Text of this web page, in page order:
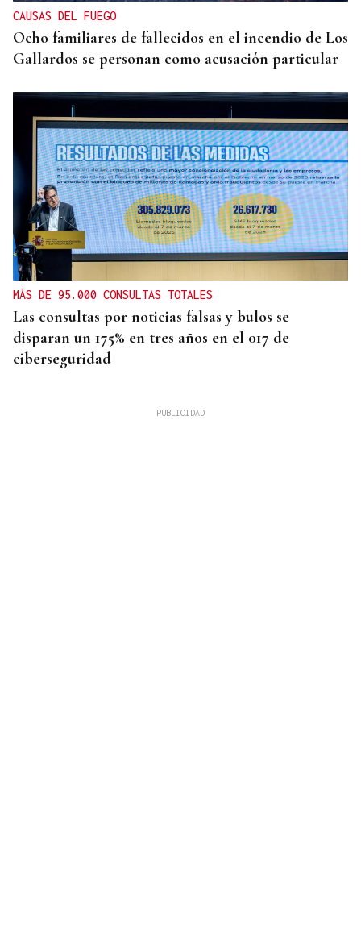
CAUSAS DEL FUEGO
Ocho familiares de fallecidos en el incendio de Los
Gallardos se personan como acusación particular
MÁS DE 95.000 CONSULTAS TOTALES
Las consultas por noticias falsas y bulos se
disparan un 175% en tres años en el 017 de
ciberseguridad